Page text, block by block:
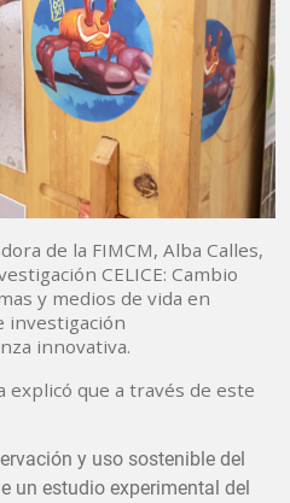
de la FIMCM, Alba Calles,
CELICE: Cambio
y medios de vida en
investigación
innovativa.
explicó que a través de este
y uso sostenible del
un estudio experimental del